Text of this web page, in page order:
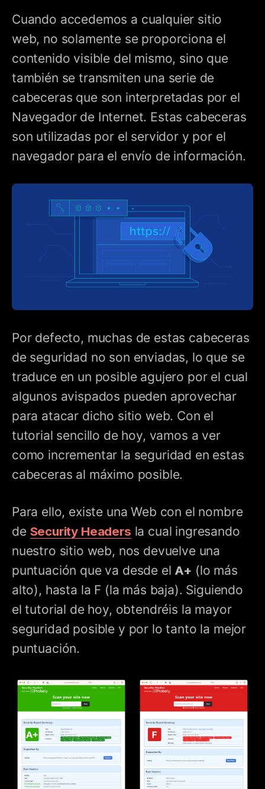
Cuando accedemos a cualquier sitio
web, no solamente se proporciona el
contenido visible del mismo, sino que
también se transmiten una serie de
cabeceras que son interpretadas por el
Navegador de Internet. Estas cabeceras
son utilizadas por el servidor y por el
navegador para el envío de información.
Por defecto, muchas de estas cabeceras
de seguridad no son enviadas, lo que se
traduce en un posible agujero por el cual
algunos avispados pueden aprovechar
para atacar dicho sitio web. Con el
tutorial sencillo de hoy, vamos a ver
como incrementar la seguridad en estas
cabeceras al máximo posible.
Para ello, existe una Web con el nombre
de Security Headers la cual ingresando
nuestro sitio web, nos devuelve una
puntuación que va desde el A+ (lo más
alto), hasta la F (la más baja). Siguiendo
el tutorial de hoy, obtendréis la mayor
seguridad posible y por lo tanto la mejor
puntuación.